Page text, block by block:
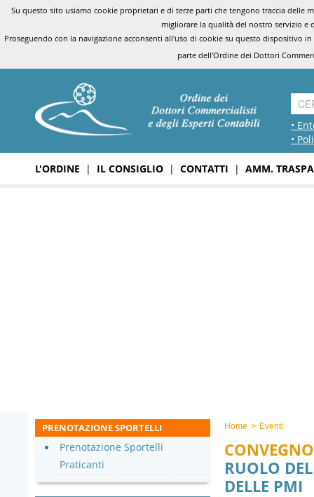
Su questo sito usiamo cookie proprietari e di terze parti che tengono traccia
migliorare la qualità del nostro servizio e
Proseguendo con la navigazione acconsenti all'uso di cookie su questo dispositivo
parte dell'Ordine dei Dottori
•
•
L'ORDINE | IL CONSIGLIO | CONTATTI | AMM.
Home > Eventi
RUOLO
DELLE PMI
PRENOTAZIONE SPORTELLI
Prenotazione Sportelli
Praticanti